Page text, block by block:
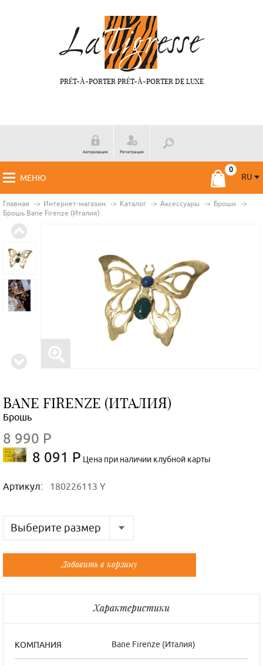
PRÉT-À-PORTER PRÉT-À-PORTER DE LUXE
Авторизация Регистрация
МЕНЮ
RU
Главная Интернет-магазин Каталог Аксессуары
Броши
Брошь Bane Firenze (Италия)
BANE FIRENZE (ИТАЛИЯ)
Брошь
8 990 Р
8 091 Р Цена при наличии клубной карты
Артикул: 180226113 Y
Выберите размер
Русский
Французский
Универсальный
Универсальный
Добавить в корзину
Характеристики
КОМПАНИЯ Bane Firenze (Италия)